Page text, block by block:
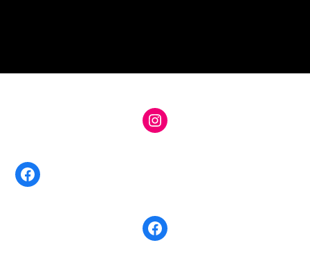
Instagram
Facebook
Facebook